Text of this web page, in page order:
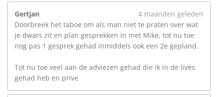
Gertjan
4 maanden geleden
Doorbreek het taboe om als man niet te praten over wat
je dwars zit en plan gesprekken in met Mike, tot nu toe
nog pas 1 gesprek gehad inmiddels ook een 2e gepland.
Tot nu toe veel aan de adviezen gehad die ik in de lives
gehad heb en prive